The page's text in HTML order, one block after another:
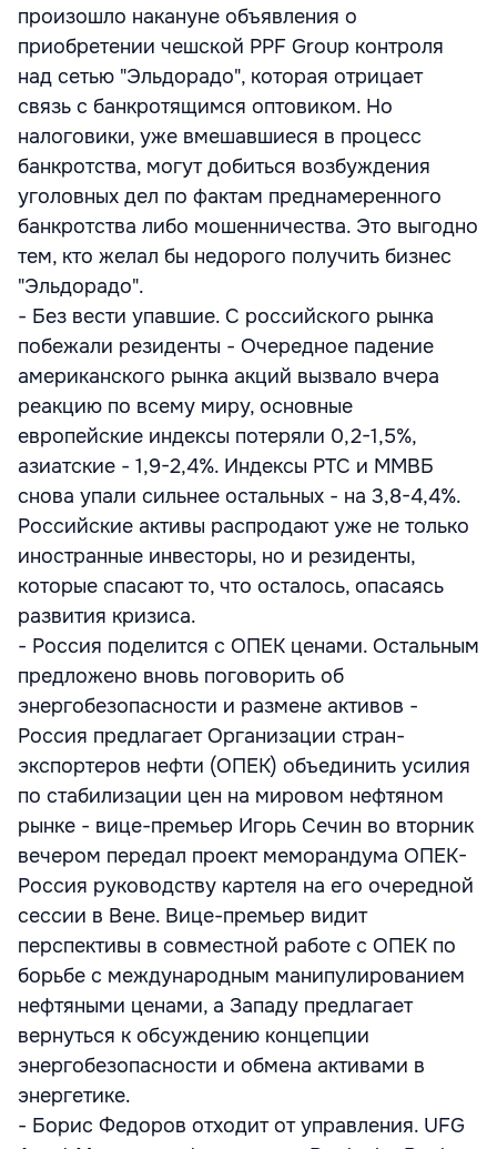
произошло накануне объявления о
приобретении чешской PPF Group контроля
над сетью "Эльдорадо", которая отрицает
связь с банкротящимся оптовиком. Но
налоговики, уже вмешавшиеся в процесс
банкротства, могут добиться возбуждения
уголовных дел по фактам преднамеренного
банкротства либо мошенничества. Это выгодно
тем, кто желал бы недорого получить бизнес
"Эльдорадо".
- Без вести упавшие. С российского рынка
побежали резиденты - Очередное падение
американского рынка акций вызвало вчера
реакцию по всему миру, основные
европейские индексы потеряли 0,2-1,5%,
азиатские - 1,9-2,4%. Индексы РТС и ММВБ
снова упали сильнее остальных - на 3,8-4,4%.
Российские активы распродают уже не только
иностранные инвесторы, но и резиденты,
которые спасают то, что осталось, опасаясь
развития кризиса.
- Россия поделится c ОПЕК ценами. Остальным
предложено вновь поговорить об
энергобезопасности и размене активов -
Россия предлагает Организации стран-
экспортеров нефти (ОПЕК) объединить усилия
по стабилизации цен на мировом нефтяном
рынке - вице-премьер Игорь Сечин во вторник
вечером передал проект меморандума ОПЕК-
Россия руководству картеля на его очередной
сессии в Вене. Вице-премьер видит
перспективы в совместной работе с ОПЕК по
борьбе с международным манипулированием
нефтяными ценами, а Западу предлагает
вернуться к обсуждению концепции
энергобезопасности и обмена активами в
энергетике.
- Борис Федоров отходит от управления. UFG